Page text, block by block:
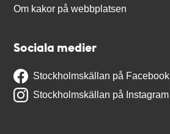
Om kakor på webbplatsen
Sociala medier
Stockholmskällan på Facebook
Stockholmskällan på Instagram